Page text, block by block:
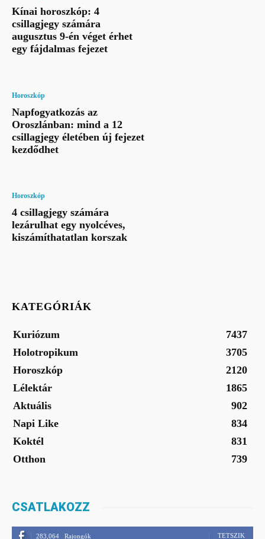
Kínai horoszkóp: 4
csillagjegy számára
augusztus 9-én véget érhet
egy fájdalmas fejezet
Horoszkóp
Napfogyatkozás az
Oroszlánban: mind a 12
csillagjegy életében új fejezet
kezdődhet
Horoszkóp
4 csillagjegy számára
lezárulhat egy nyolcéves,
kiszámíthatatlan korszak
KATEGÓRIÁK
Kuriózum
7437
Holotropikum
3705
Horoszkóp
2120
Lélektár
1865
Aktuális
902
Napi Like
834
Koktél
831
Otthon
739
CSATLAKOZZ
283,064 Rajongók TETSZIK